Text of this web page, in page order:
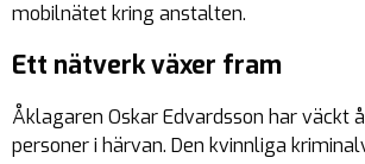
mobilnätet kring anstalten.
Ett nätverk växer fram
Åklagaren Oskar Edvardsson har väckt
personer i härvan. Den kvinnliga